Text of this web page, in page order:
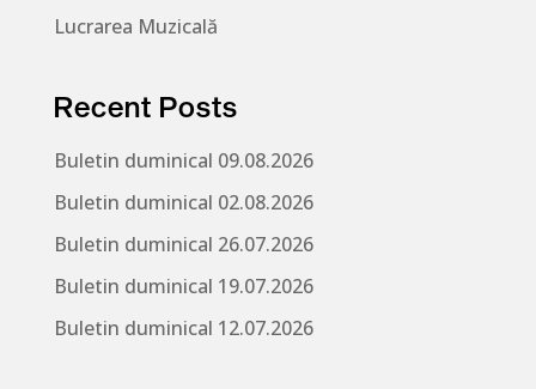
Lucrarea Muzicală
Recent Posts
Buletin duminical 09.08.2026
Buletin duminical 02.08.2026
Buletin duminical 26.07.2026
Buletin duminical 19.07.2026
Buletin duminical 12.07.2026